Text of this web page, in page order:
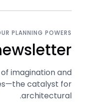
PLANNING POWERS
imagination and
catalyst for
architectural.